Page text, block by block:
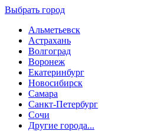
Выбрать город
Альметьевск
Астрахань
Волгоград
Воронеж
Екатеринбург
Новосибирск
Самара
Санкт-Петербург
Сочи
Другие города...